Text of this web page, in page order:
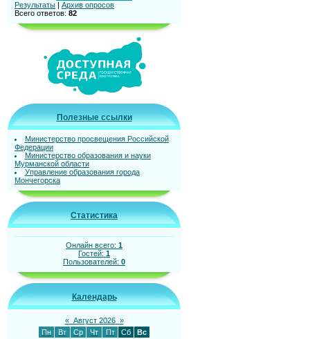
Результаты | Архив опросов
Всего ответов: 82
Полезные ссылки
Министерство просвещения Российской
Федерации
Министерство образования и науки
Мурманской области
Управление образования города
Мончегорска
Статистика
Онлайн всего: 1
Гостей: 1
Пользователей: 0
Календарь
« Август 2026 »
Пн
Вт Ср Чт Пт Сб
Вс